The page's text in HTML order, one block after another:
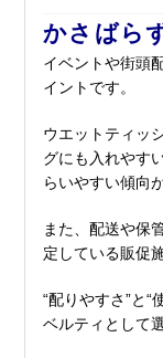
かさばら
イベントや街頭
イントです。
ウエットティッ
グにも入れやす
らいやすい傾向
また、配送や保
定している販促
“配りやすさ”と“
ベルティとして